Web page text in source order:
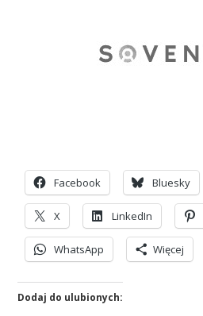
Facebook Bluesky
X LinkedIn
WhatsApp Więcej
Dodaj do ulubionych: